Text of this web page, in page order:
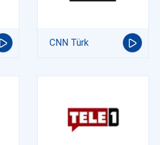
CNN Türk